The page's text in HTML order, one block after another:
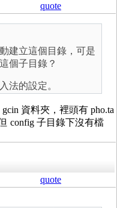
quote
建立這個目錄，可是
個子目錄？
法的設定。
資料夾，裡頭有 pho.ta
config 子目錄下沒有檔
quote